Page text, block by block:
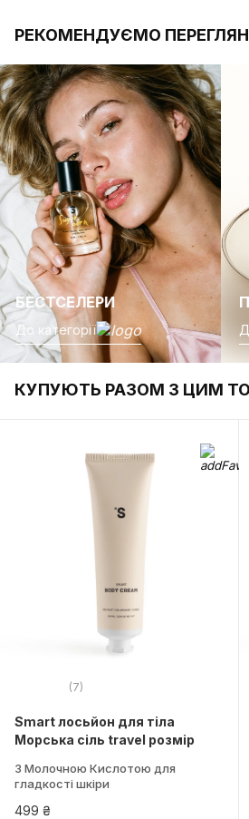
РЕКОМЕНДУЄМО
БЕСТСЕЛЕРИ
До категорії
КУПУЮТЬ РАЗОМ З ЦИМ
(7)
Smart лосьйон для тіла
Морська сіль travel розмір
З Молочною Кислотою для
гладкості шкіри
499 ₴